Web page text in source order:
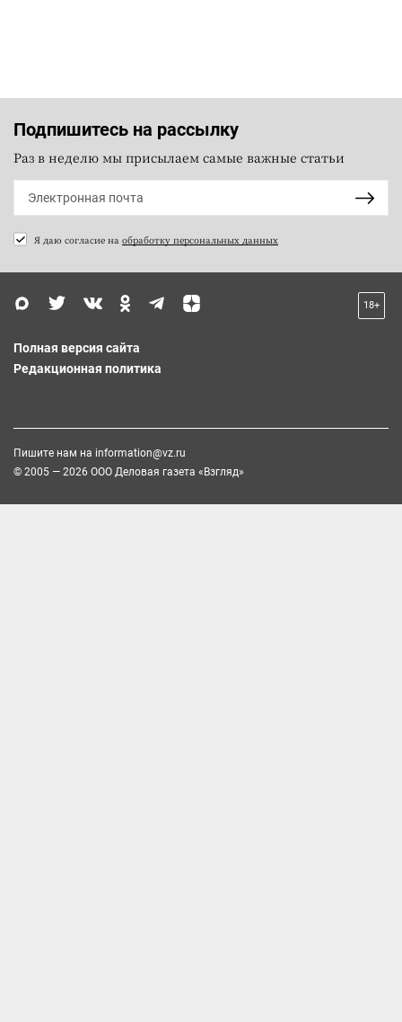
Подпишитесь на рассылку
Раз в неделю мы присылаем самые важные статьи
Я даю согласие на обработку персональных данных
18+
Полная версия сайта
Редакционная политика
Пишите нам на information@vz.ru
© 2005 — 2026 ООО Деловая газета «Взгляд»